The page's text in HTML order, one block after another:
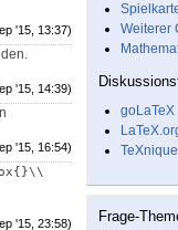
'15, 13:37)
'15, 14:39)
'15, 16:54)
'15, 23:58)
Weiterer
goLaTeX
Frage-